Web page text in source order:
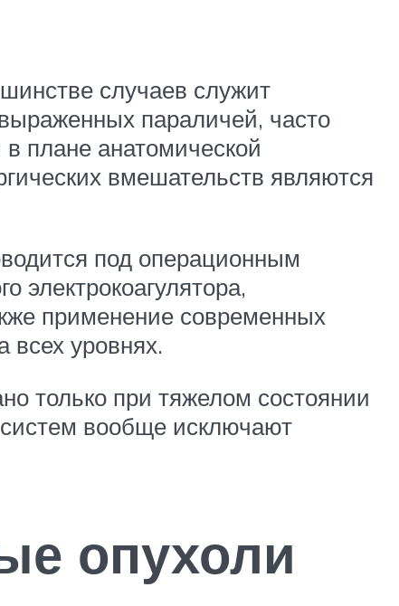
случаев служит
параличей, часто
плане анатомической
вмешательств являются
под операционным
электрокоагулятора,
применение современных
всех уровнях.
только при тяжелом состоянии
вообще исключают
опухоли